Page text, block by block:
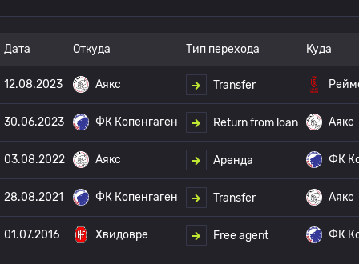
Дата Откуда Тип перехода Куда
12.08.2023 Аякс Transfer
30.06.2023 ФК Копенгаген Return from loan Аякс
03.08.2022 Аякс Аренда ФК
28.08.2021 ФК Копенгаген Transfer Аякс
01.07.2016 Хвидовре Free agent ФК